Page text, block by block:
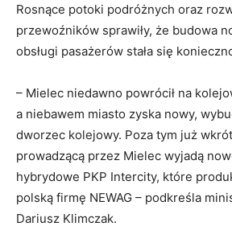
Rosnące potoki podróżnych oraz
przewoźników sprawiły, że budowa
obsługi pasażerów stała się
– Mielec niedawno powrócił na
a niebawem miasto zyska nowy,
dworzec kolejowy. Poza tym już
prowadzącą przez Mielec wyjadą
hybrydowe PKP Intercity, które
polską firmę NEWAG – podkreśla
Dariusz Klimczak.